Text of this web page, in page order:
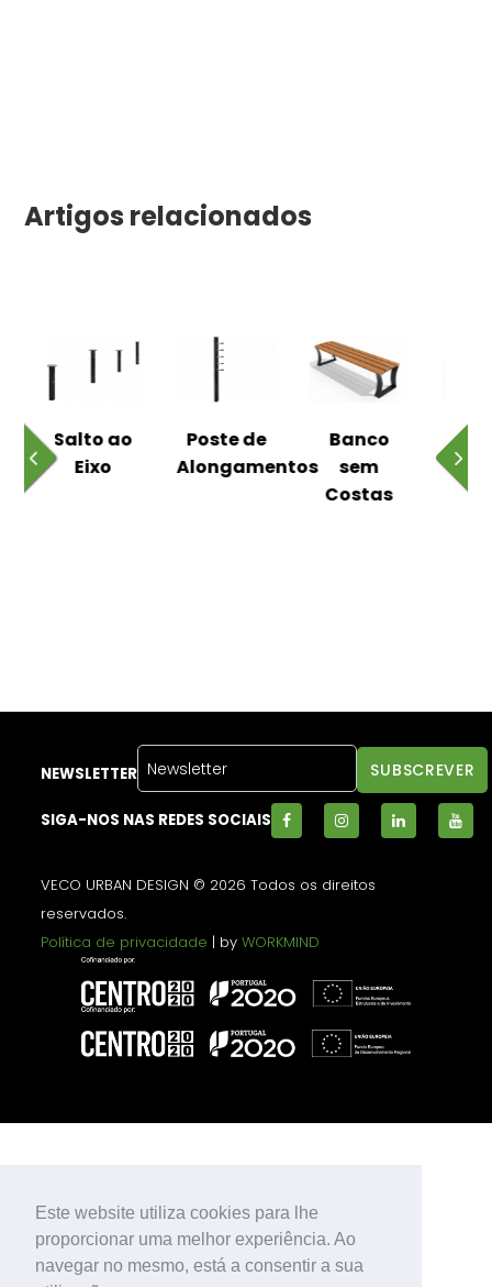
Este website utiliza cookies para lhe
proporcionar uma melhor experiência. Ao
navegar no mesmo, está a consentir a sua
Artigos relacionados
Poste de
Alongamentos
Banco
sem
Banco
com
Floreira
NEWSLETTER
SIGA-NOS NAS REDES SOCIAIS
VECO URBAN DESIGN © 2026 Todos os direitos
reservados.
Política de privacidade | byWORKMIND